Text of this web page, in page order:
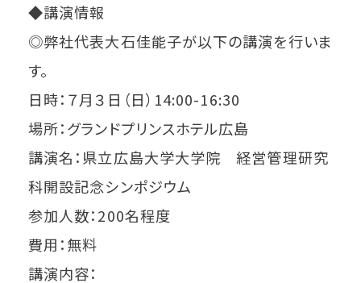
◆講演情報
◎弊社代表大石佳能子が以下の講演を行いま
す。
日時：７月３日（日）14:00-16:30
場所：グランドプリンスホテル広島
講演名：県立広島大学大学院 経営管理研究
科開設記念シンポジウム
参加人数：200名程度
費用：無料
講演内容：